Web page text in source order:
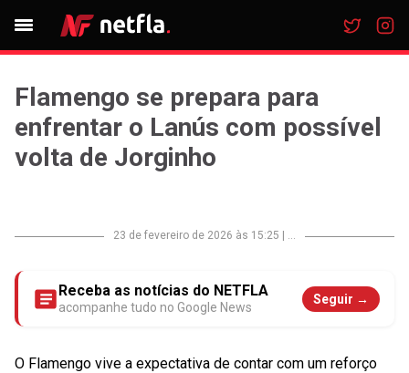
Flamengo se prepara para
enfrentar o Lanús com possível
volta de Jorginho
23 de fevereiro de 2026 às 15:25 ...
Receba as notícias do NETFLA
acompanhe tudo no Google News
Seguir →
O Flamengo vive a expectativa de contar com um reforço